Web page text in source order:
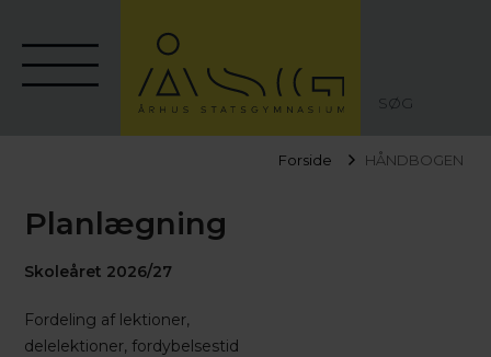
SØG
Forside HÅNDBOGEN
Planlægning
Skoleåret 2026/27
Fordeling af lektioner,
delelektioner, fordybelsestid